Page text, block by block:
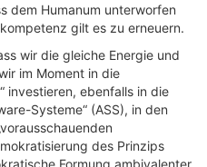
dem Humanum unterworfen
gilt es zu erneuern.
wir die gleiche Energie und
im Moment in die
investieren, ebenfalls in die
Systeme“ (ASS), in den
des Prinzips
Formung ambivalenter